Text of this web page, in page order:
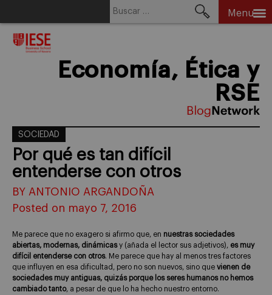
Menu
Economía, Ética y
RSE
SOCIEDAD
Por qué es tan difícil
entenderse con otros
BY ANTONIO ARGANDOÑA
Posted on mayo 7, 2016
Me parece que no exagero si afirmo que, en nuestras sociedades
abiertas, modernas, dinámicasy (añada el lector sus adjetivos), es muy
difícil entenderse con otros. Me parece que hay al menos tres factores
que influyen en esa dificultad, pero no son nuevos, sino que vienen de
sociedades muy antiguas, quizás porque los seres humanos no hemos
cambiado tanto, a pesar de que lo ha hecho nuestro entorno.